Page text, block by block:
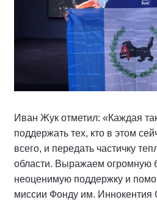
Иван Жук отметил: «Каждая
поддержать тех, кто в этом
всего, и передать частичку
области. Выражаем огромную
неоценимую поддержку и
миссии Фонду им. Иннокентия